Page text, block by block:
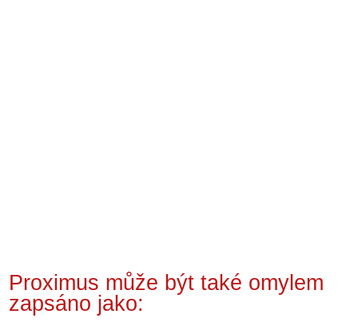
Proximus může být také omylem
zapsáno jako: